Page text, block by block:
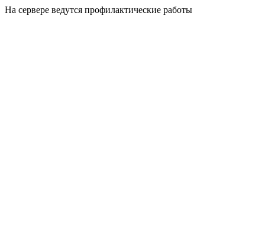
На сервере ведутся профилактические работы